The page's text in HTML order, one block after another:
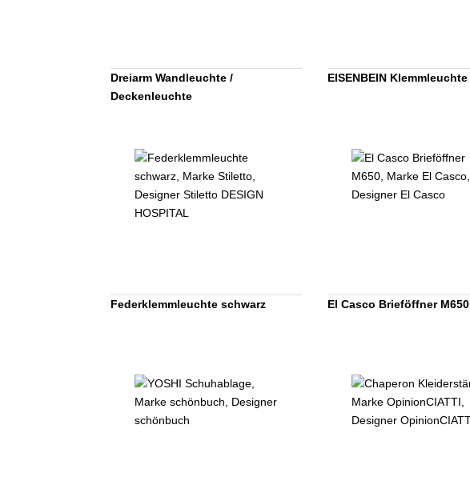
Dreiarm Wandleuchte /
Deckenleuchte
EISENBEIN Klemmleuchte
Federklemmleuchte schwarz El Casco Brieföffner M650